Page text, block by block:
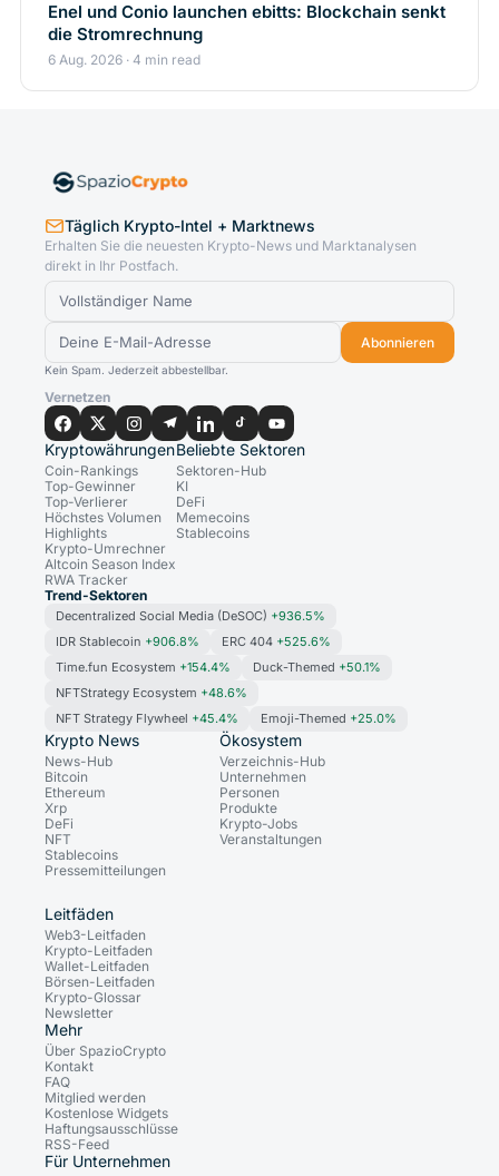
Enel und Conio launchen ebitts: Blockchain senkt
die Stromrechnung
6 Aug. 2026 · 4 min read
Täglich Krypto-Intel + Marktnews
Erhalten Sie die neuesten Krypto-News und Marktanalysen
direkt in Ihr Postfach.
Abonnieren
Kein Spam. Jederzeit abbestellbar.
Vernetzen
Kryptowährungen
Coin-Rankings
Top-Gewinner
Top-Verlierer
Höchstes Volumen
Highlights
Krypto-Umrechner
Altcoin Season Index
RWA Tracker
Beliebte Sektoren
Sektoren-Hub
KI
DeFi
Memecoins
Stablecoins
Trend-Sektoren
Decentralized Social Media (DeSOC) +936.5%
IDR Stablecoin +906.8% ERC 404 +525.6%
Time.fun Ecosystem +154.4% Duck-Themed +50.1%
NFTStrategy Ecosystem +48.6%
NFT Strategy Flywheel +45.4% Emoji-Themed +25.0%
Krypto News
News-Hub
Bitcoin
Ethereum
Xrp
DeFi
NFT
Stablecoins
Pressemitteilungen
Ökosystem
Verzeichnis-Hub
Unternehmen
Personen
Produkte
Krypto-Jobs
Veranstaltungen
Leitfäden
Web3-Leitfaden
Krypto-Leitfaden
Wallet-Leitfaden
Börsen-Leitfaden
Krypto-Glossar
Newsletter
Mehr
Über SpazioCrypto
Kontakt
FAQ
Mitglied werden
Kostenlose Widgets
Haftungsausschlüsse
RSS-Feed
Für Unternehmen